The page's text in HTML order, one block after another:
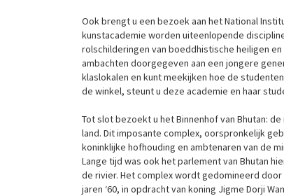
Ook brengt u een bezoek aan het National
kunstacademie worden uiteenlopende
rolschilderingen van boeddhistische heiligen
ambachten doorgegeven aan een jongere
klaslokalen en kunt meekijken hoe de
de winkel, steunt u deze academie en haar
Tot slot bezoekt u het Binnenhof van Bhutan:
land. Dit imposante complex, oorspronkelijk
koninklijke hofhouding en ambtenaren van de
Lange tijd was ook het parlement van Bhutan
de rivier. Het complex wordt gedomineerd
jaren ‘60, in opdracht van koning Jigme Dorji